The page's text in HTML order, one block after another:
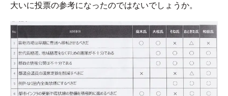
大いに投票の参考になったのではないでしょうか。